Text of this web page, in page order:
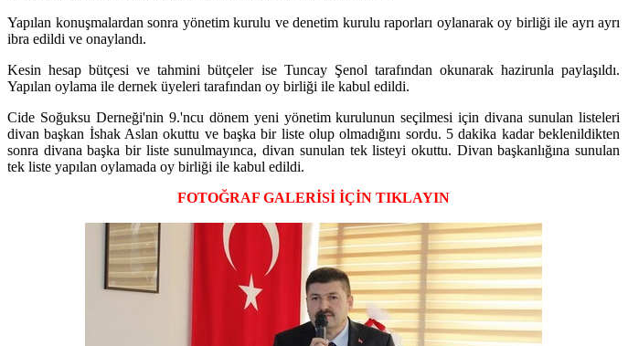
Yapılan konuşmalardan sonra yönetim kurulu ve denetim kurulu raporları oylanarak oy birliği ile ayrı ayrı
ibra edildi ve onaylandı.
Kesin hesap bütçesi ve tahmini bütçeler ise Tuncay Şenol tarafından okunarak hazirunla paylaşıldı.
Yapılan oylama ile dernek üyeleri tarafından oy birliği ile kabul edildi.
Cide Soğuksu Derneği'nin 9.'ncu dönem yeni yönetim kurulunun seçilmesi için divana sunulan listeleri
divan başkan İshak Aslan okuttu ve başka bir liste olup olmadığını sordu. 5 dakika kadar beklenildikten
sonra divana başka bir liste sunulmayınca, divan sunulan tek listeyi okuttu. Divan başkanlığına sunulan
tek liste yapılan oylamada oy birliği ile kabul edildi.
FOTOĞRAF GALERİSİ İÇİN TIKLAYIN